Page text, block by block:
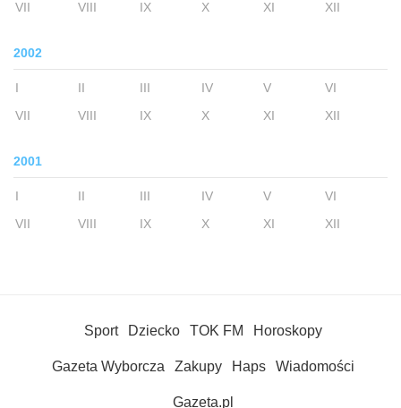
VII
VIII IX X XI XII
2002
I II III IV V
VI
VII
VIII IX X XI XII
2001
I II III IV V
VI
VII
VIII IX X XI XII
Sport Dziecko TOK FM Horoskopy
Gazeta Wyborcza Zakupy Haps Wiadomości
Gazeta.pl